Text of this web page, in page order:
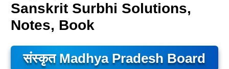
Sanskrit Surbhi Solutions,
Notes, Book
संस्कृत Madhya Pradesh Board